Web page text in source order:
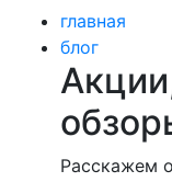
главная
блог
Расскажем